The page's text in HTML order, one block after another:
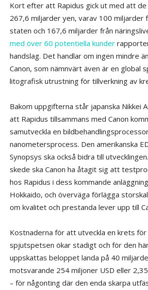
Kort efter att Rapidus gick ut med att
267,6 miljarder yen, varav 100 miljarder
staten och 167,6 miljarder från
med över 60 potentiella kunder
handslag. Det handlar om ingen mindre
Canon, som nämnvärt även är en global
litografisk utrustning för tillverkning av
Bakom uppgifterna står japanska Nikkei
att Rapidus tillsammans med Canon
samutveckla en
nanometersprocess. Den amerikanska
Synopsys ska också bidra till
skede ska Canon ha åtagit sig att
hos Rapidus i dess kommande
Hokkaido, och överväga förlägga
om kvalitet och prestanda lever upp till
Kostnaderna för att utveckla en krets
spjutspetsen ökar stadigt och för den
uppskattas beloppet landa på 40
motsvarande 254 miljoner USD eller
– för någonting där den enda skarpa